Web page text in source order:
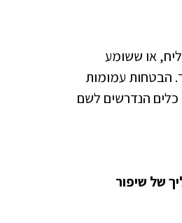
או ששומע
הבטחות עמומות
כלים הנדרשים לשם
של שיפור